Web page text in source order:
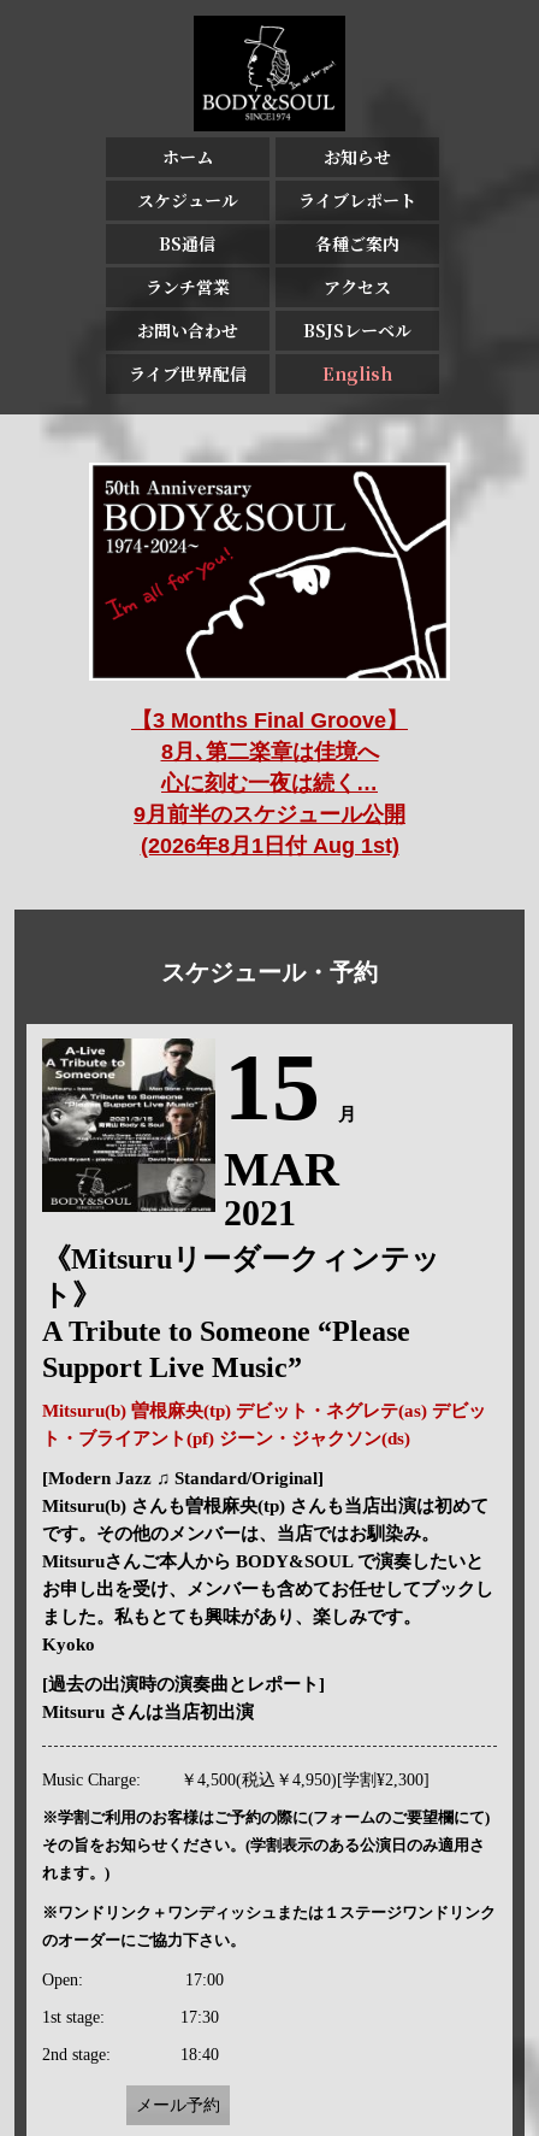
ホーム
お知らせ
スケジュール
ライブレポート
BS通信
各種ご案内
ランチ営業
アクセス
お問い合わせ
BSJSレーベル
ライブ世界配信
English
【3 Months Final Groove】
8月､第二楽章は佳境へ
心に刻む一夜は続く…
9月前半のスケジュール公開
(2026年8月1日付 Aug 1st)
スケジュール・予約
15 月
MAR
2021
《Mitsuruリーダークィンテッ
ト》
A Tribute to Someone “Please
Support Live Music”
Mitsuru(b) 曽根麻央(tp) デビット・ネグレテ(as) デビッ
ト・ブライアント(pf) ジーン・ジャクソン(ds)
[Modern Jazz ♫ Standard/Original]
Mitsuru(b) さんも曽根麻央(tp) さんも当店出演は初めて
です。その他のメンバーは、当店ではお馴染み。
Mitsuruさんご本人から BODY&SOUL で演奏したいと
お申し出を受け、メンバーも含めてお任せしてブックし
ました。私もとても興味があり、楽しみです。
Kyoko
[過去の出演時の演奏曲とレポート]
Mitsuru さんは当店初出演
Music Charge: ￥4,500(税込￥4,950)[学割¥2,300]
※学割ご利用のお客様はご予約の際に(フォームのご要望欄にて)
その旨をお知らせください。(学割表示のある公演日のみ適用さ
れます。)
※ワンドリンク＋ワンディッシュまたは１ステージワンドリンク
のオーダーにご協力下さい。
Open: 17:00
1st stage: 17:30
2nd stage: 18:40
メール予約